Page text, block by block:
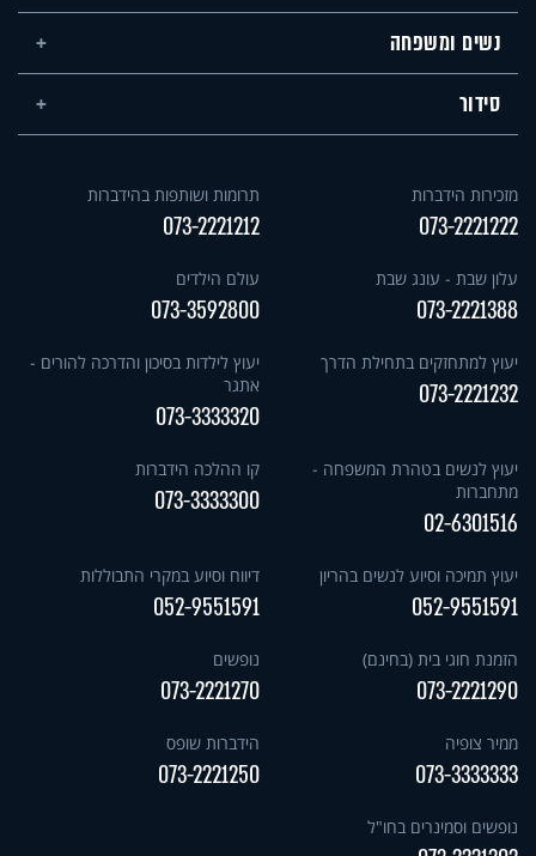
נשים ומשפחה
סידור
מזכירות הידברות
073-2221222
תרומות ושותפות בהידברות
073-2221212
עלון שבת - עונג שבת
073-2221388
עולם הילדים
073-3592800
יעוץ למתחזקים בתחילת הדרך
073-2221232
יעוץ לילדות בסיכון והדרכה להורים -
אתגר
073-3333320
יעוץ לנשים בטהרת המשפחה -
מתחברות
02-6301516
קו ההלכה הידברות
073-3333300
יעוץ תמיכה וסיוע לנשים בהריון
052-9551591
דיווח וסיוע במקרי התבוללות
052-9551591
הזמנת חוגי בית (בחינם)
073-2221290
נופשים
073-2221270
ממיר צופיה
073-3333333
הידברות שופס
073-2221250
נופשים וסמינרים בחו"ל